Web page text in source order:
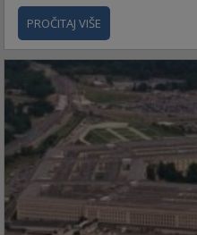
PROČITAJ VIŠE